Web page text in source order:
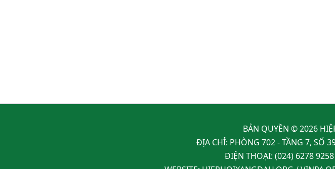
BẢN QUYỀN © 2026
ĐỊA CHỈ: PHÒNG 702 - TẦNG 7, SỐ
ĐIỆN THOẠI: (024) 6278 9258